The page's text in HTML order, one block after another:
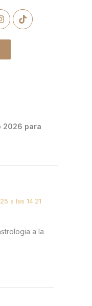
2026 para
a las 14:21
a la